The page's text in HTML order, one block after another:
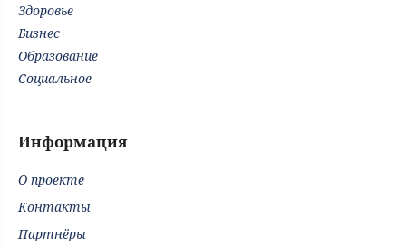
Здоровье
Бизнес
Образование
Социальное
Информация
О проекте
Контакты
Партнёры